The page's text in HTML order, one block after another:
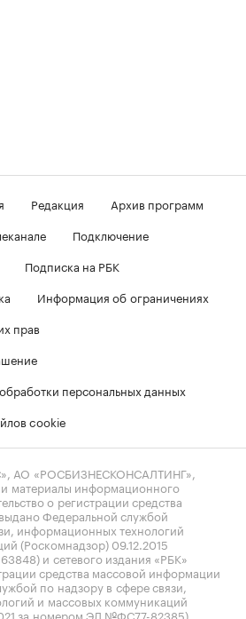
Редакция
Архив программ
Подключение
Подписка на РБК
Информация об ограничениях
прав
персональных данных
cookie
АО «РОСБИЗНЕСКОНСАЛТИНГ»,
материалы информационного
о регистрации средства
Федеральной службой
информационных технологий
(Роскомнадзор) 09.12.2015
и сетевого издания «РБК»
средства массовой информации
по надзору в сфере связи,
и массовых коммуникаций
за номером ЭЛ №ФС77-82385)